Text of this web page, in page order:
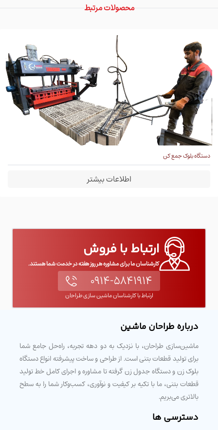
محصولات مرتبط
دستگاه بلوک جمع کن
اطلاعات بیشتر
ارتباط با فروش
کارشناسان ما برای مشاوره هر روز هفته در خدمت شما هستند.
۰۹۱۴-۵۸۴۱۹۱۴
ارتباط با کارشناسان ماشین سازی طراحان
درباره طراحان ماشین
ماشین‌سازی طراحان، با نزدیک به دو دهه تجربه، راه‌حل جامع شما
برای تولید قطعات بتنی است. از طراحی و ساخت پیشرفته انواع دستگاه
بلوک زن و دستگاه جدول زن گرفته تا مشاوره و اجرای کامل خط تولید
قطعات بتنی، ما با تکیه بر کیفیت و نوآوری، کسب‌وکار شما را به سطح
بالاتری می‌بریم.
دسترسی ها